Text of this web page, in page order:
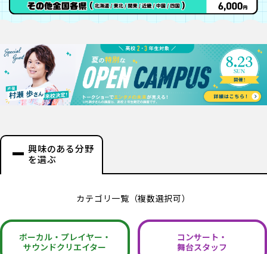
興味のある分野
を選ぶ
カテゴリ一覧（複数選択可）
ボーカル・ プレイヤー・
サウンドクリエイター
コンサート・
舞台スタッフ